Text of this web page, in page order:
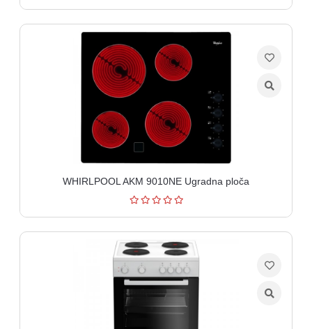
WHIRLPOOL AKM 9010NE Ugradna ploča